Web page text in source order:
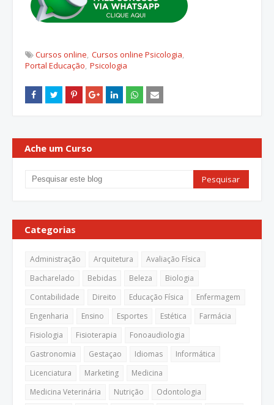
Cursos online Cursos online Psicologia
Portal Educação Psicologia
Ache um Curso
Categorias
Administração Arquitetura
Avaliação Física
Bacharelado
Bebidas Beleza
Biologia
Contabilidade
Direito Educação Física
Enfermagem
Engenharia
Ensino Esportes Estética
Farmácia
Fisiologia
Fisioterapia
Fonoaudiologia
Gastronomia
Gestaçao Idiomas
Informática
Licenciatura
Marketing
Medicina
Medicina Veterinária
Nutrição
Odontologia